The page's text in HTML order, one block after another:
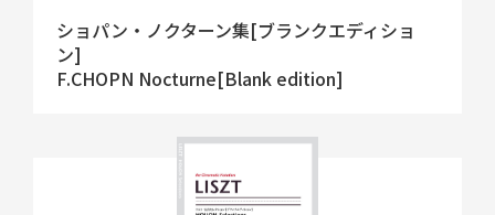
ショパン・ノクターン集[ブランクエディショ
ン]
F.CHOPN Nocturne[Blank edition]